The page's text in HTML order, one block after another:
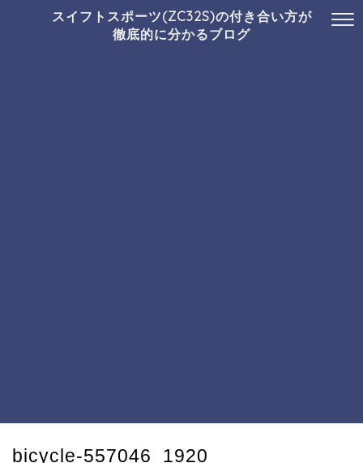
スイフトスポーツ(ZC32S)の付き合い方が
徹底的に分かるブログ
bicycle-557046_1920